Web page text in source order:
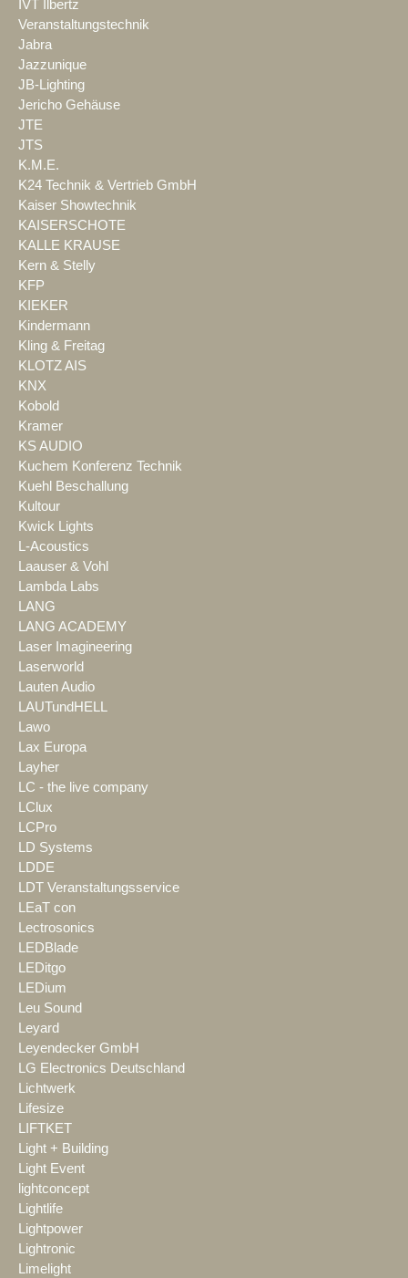
IVT Ilbertz
Veranstaltungstechnik
Jabra
Jazzunique
JB-Lighting
Jericho Gehäuse
JTE
JTS
K.M.E.
K24 Technik & Vertrieb GmbH
Kaiser Showtechnik
KAISERSCHOTE
KALLE KRAUSE
Kern & Stelly
KFP
KIEKER
Kindermann
Kling & Freitag
KLOTZ AIS
KNX
Kobold
Kramer
KS AUDIO
Kuchem Konferenz Technik
Kuehl Beschallung
Kultour
Kwick Lights
L-Acoustics
Laauser & Vohl
Lambda Labs
LANG
LANG ACADEMY
Laser Imagineering
Laserworld
Lauten Audio
LAUTundHELL
Lawo
Lax Europa
Layher
LC - the live company
LClux
LCPro
LD Systems
LDDE
LDT Veranstaltungsservice
LEaT con
Lectrosonics
LEDBlade
LEDitgo
LEDium
Leu Sound
Leyard
Leyendecker GmbH
LG Electronics Deutschland
Lichtwerk
Lifesize
LIFTKET
Light + Building
Light Event
lightconcept
Lightlife
Lightpower
Lightronic
Limelight